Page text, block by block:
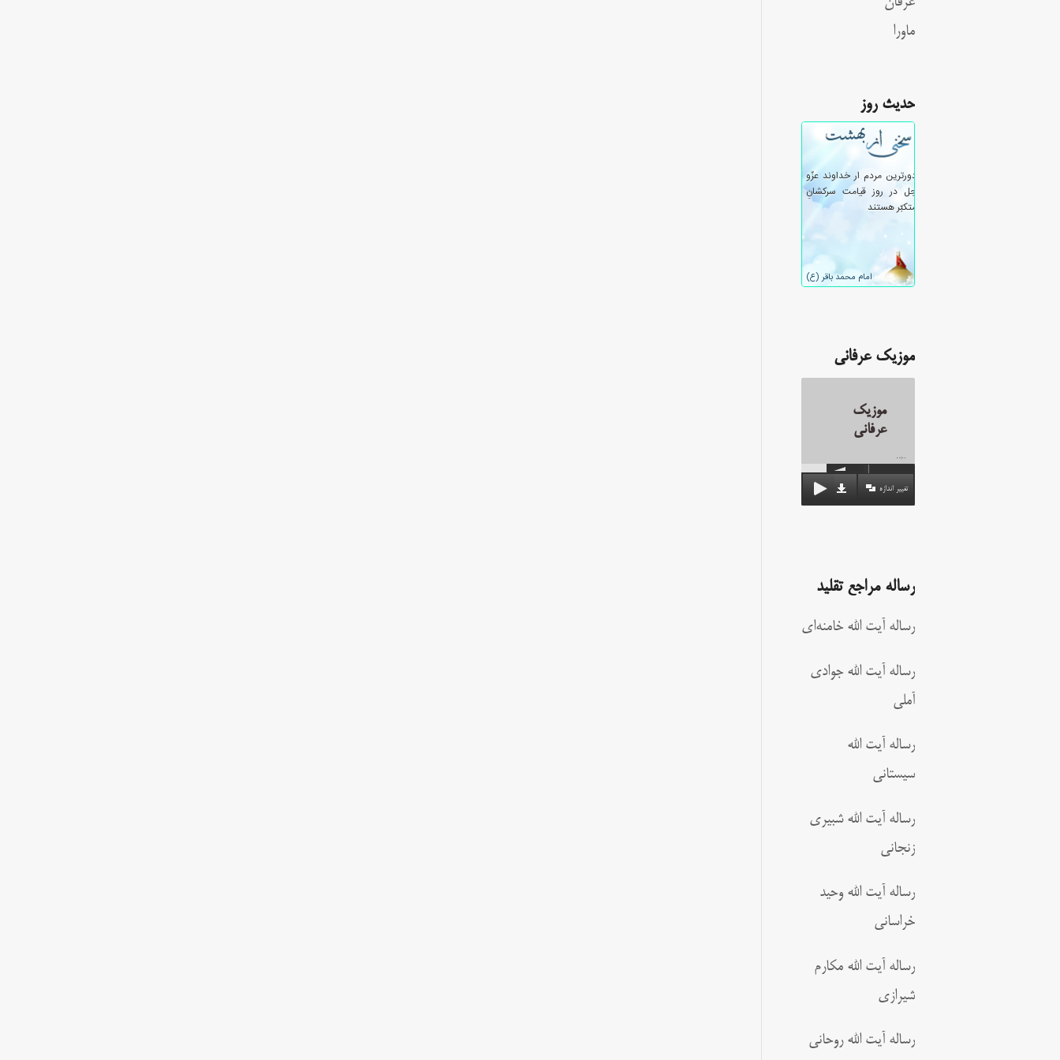
ماورا
حدیث روز
موزیک عرفانی
موزیک
عرفانی
00:00
تغییر اندازه
رساله مراجع تقلید
رساله آیت الله خامنه‌ای
رساله آیت الله جوادی
آملی
رساله آیت الله
سیستانی
رساله آیت الله شبیری
زنجانی
رساله آیت الله وحید
خراسانی
رساله آیت الله مکارم
شیرازی
رساله آیت الله روحانی